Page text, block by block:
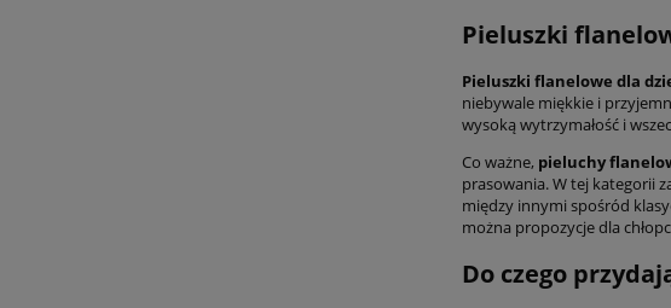
Pieluszki
Pieluszki flanelowe dla
niebywale miękkie i
wysoką wytrzymałość i
Co ważne, pieluchy
prasowania. W tej kategorii
między innymi spośród
można propozycje dla
Do czego